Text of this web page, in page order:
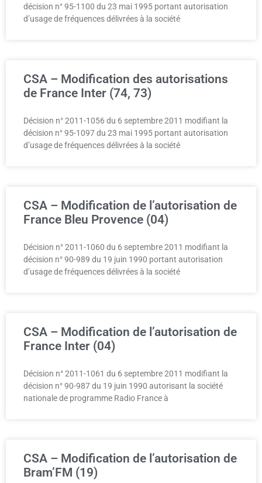
décision n° 95-1100 du 23 mai 1995 portant autorisation
d’usage de fréquences délivrées à la société
CSA – Modification des autorisations
de France Inter (74, 73)
Décision n° 2011-1056 du 6 septembre 2011 modifiant la
décision n° 95-1097 du 23 mai 1995 portant autorisation
d’usage de fréquences délivrées à la société
CSA – Modification de l’autorisation de
France Bleu Provence (04)
Décision n° 2011-1060 du 6 septembre 2011 modifiant la
décision n° 90-989 du 19 juin 1990 portant autorisation
d’usage de fréquences délivrées à la société
CSA – Modification de l’autorisation de
France Inter (04)
Décision n° 2011-1061 du 6 septembre 2011 modifiant la
décision n° 90-987 du 19 juin 1990 autorisant la société
nationale de programme Radio France à
CSA – Modification de l’autorisation de
Bram’FM (19)